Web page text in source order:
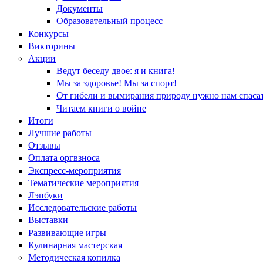
Документы
Образовательный процесс
Конкурсы
Викторины
Акции
Ведут беседу двое: я и книга!
Мы за здоровье! Мы за спорт!
От гибели и вымирания природу нужно нам
Читаем книги о войне
Итоги
Лучшие работы
Отзывы
Оплата оргвзноса
Экспресс-мероприятия
Тематические мероприятия
Лэпбуки
Исследовательские работы
Выставки
Развивающие игры
Кулинарная мастерская
Методическая копилка